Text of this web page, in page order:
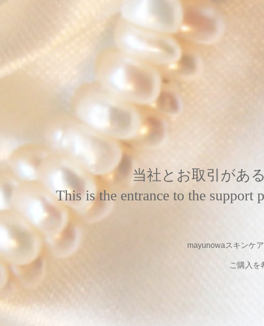
当社とお取引があ
This is the entrance to the
mayunowaスキンケ
ご購入を